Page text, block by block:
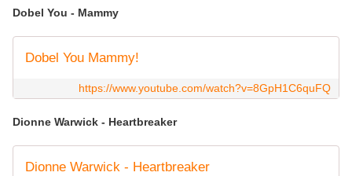
Dobel You - Mammy
Dobel You Mammy!
https://www.youtube.com/watch?v=8GpH1C6quFQ
Dionne Warwick - Heartbreaker
Dionne Warwick - Heartbreaker